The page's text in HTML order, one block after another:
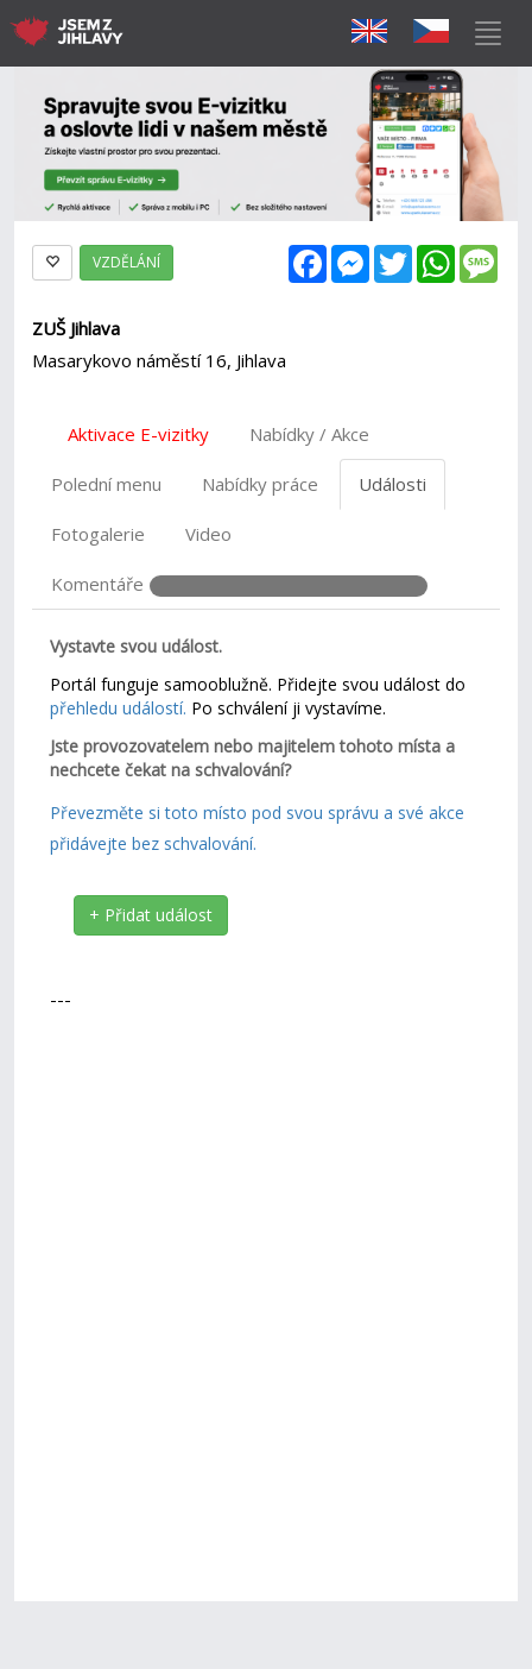
FacebookMessenger
Twitter
VZDĚLÁNÍ
ZUŠ Jihlava
Masarykovo náměstí 16, Jihlava
Aktivace E-vizitky Nabídky / Akce
Polední menu Nabídky práce Události
Fotogalerie Video
Komentáře
Vystavte svou událost.
Portál funguje samooblužně. Přidejte svou událost do
přehledu událostí. Po schválení ji vystavíme.
Jste provozovatelem nebo majitelem tohoto místa a
nechcete čekat na schvalování?
Převezměte si toto místo pod svou správu a své akce
přidávejte bez schvalování.
+ Přidat událost
---